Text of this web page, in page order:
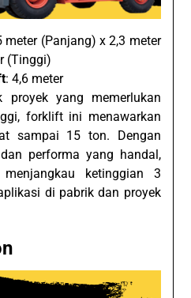
meter (Panjang) x 2,3 meter
(Tinggi)
: 4,6 meter
proyek yang memerlukan
forklift ini menawarkan
sampai 15 ton. Dengan
performa yang handal,
ketinggian 3
di pabrik dan proyek